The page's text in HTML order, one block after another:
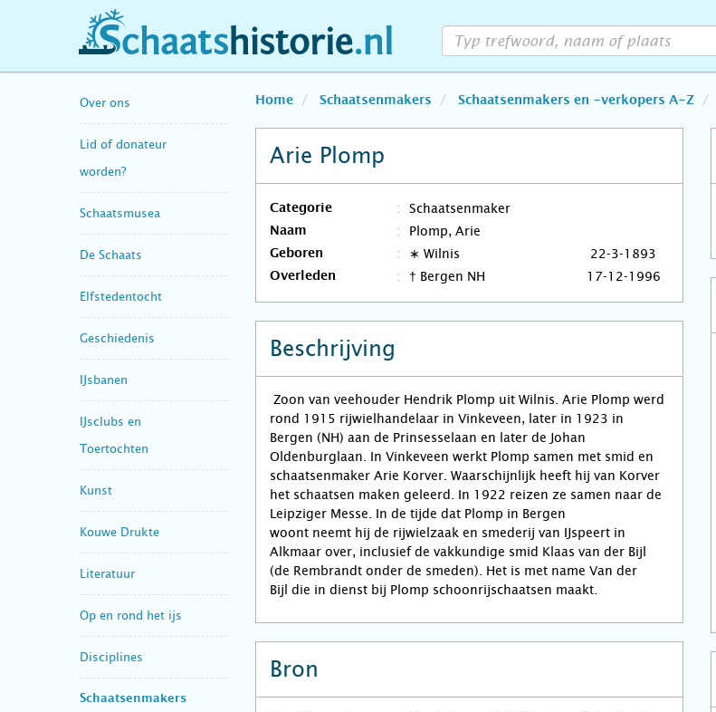
schaatshistorie.nl
Over ons
Lid of donateur
worden?
Schaatsmusea
De Schaats
Elfstedentocht
Geschiedenis
IJsbanen
IJsclubs en
Toertochten
Kunst
Kouwe Drukte
Literatuur
Op en rond het ijs
Disciplines
Schaatsenmakers
Home Schaatsenmakers Schaatsenmakers en -verkopers A-Z
Arie Plomp
Categorie Schaatsenmaker
Naam Plomp, Arie
Geboren ∗ Wilnis 22-3-1893
Overleden † Bergen NH 17-12-1996
Beschrijving
Zoon van veehouder Hendrik Plomp uit Wilnis. Arie Plomp werd
rond 1915 rijwielhandelaar in Vinkeveen, later in 1923 in
Bergen (NH) aan de Prinsesselaan en later de Johan
Oldenburglaan. In Vinkeveen werkt Plomp samen met smid en
schaatsenmaker Arie Korver. Waarschijnlijk heeft hij van Korver
het schaatsen maken geleerd. In 1922 reizen ze samen naar de
Leipziger Messe. In de tijde dat Plomp in Bergen
woont neemt hij de rijwielzaak en smederij van IJspeert in
Alkmaar over, inclusief de vakkundige smid Klaas van der Bijl
(de Rembrandt onder de smeden). Het is met name Van der
Bijl die in dienst bij Plomp schoonrijschaatsen maakt.
Bron